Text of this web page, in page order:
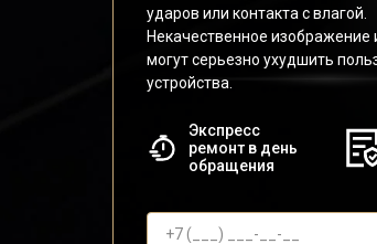
ударов или контакта с влагой.
Некачественное
могут серьезно ухудшить
устройства.
Экспресс
ремонт в день
обращения